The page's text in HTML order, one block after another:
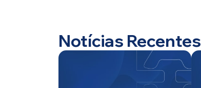
Notícias Recentes